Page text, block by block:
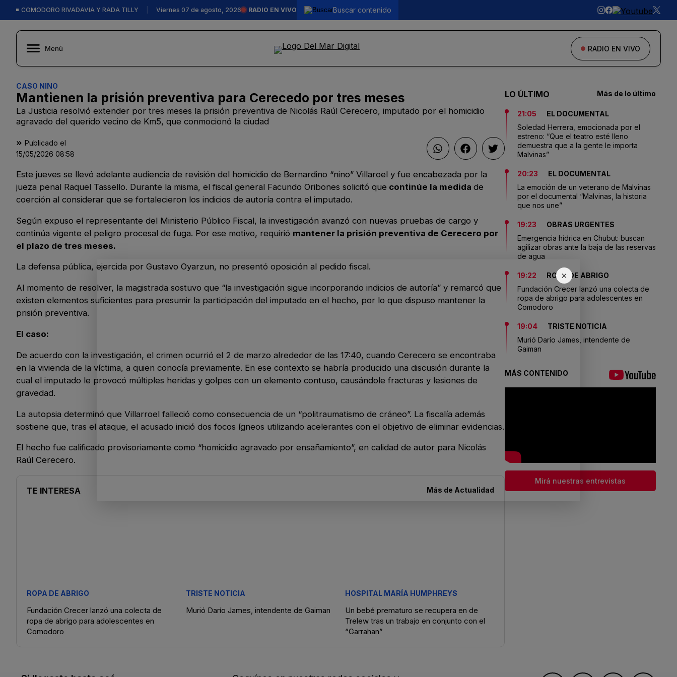
COMODORO RIVADAVIA Y RADA TILLY Viernes 07 de agosto, 2026 RADIO EN VIVO
Menú RADIO EN VIVO
×
CASO NINO
Mantienen la prisión preventiva para Cerecedo por tres meses
La Justicia resolvió extender por tres meses la prisión preventiva de Nicolás Raúl Cerecero, imputado por el homicidio
agravado del querido vecino de Km5, que conmocionó la ciudad
Publicado el
15/05/2026 08:58
Este jueves se llevó adelante audiencia de revisión del homicidio de Bernardino “nino” Villaroel y fue encabezada por la
jueza penal Raquel Tassello. Durante la misma, el fiscal general Facundo Oribones solicitó que continúe la medida de
coerción al considerar que se fortalecieron los indicios de autoría contra el imputado.
Según expuso el representante del Ministerio Público Fiscal, la investigación avanzó con nuevas pruebas de cargo y
continúa vigente el peligro procesal de fuga. Por ese motivo, requirió mantener la prisión preventiva de Cerecero por
el plazo de tres meses.
La defensa pública, ejercida por Gustavo Oyarzun, no presentó oposición al pedido fiscal.
Al momento de resolver, la magistrada sostuvo que “la investigación sigue incorporando indicios de autoría” y remarcó que
existen elementos suficientes para presumir la participación del imputado en el hecho, por lo que dispuso mantener la
prisión preventiva.
El caso:
De acuerdo con la investigación, el crimen ocurrió el 2 de marzo alrededor de las 17:40, cuando Cerecero se encontraba
en la vivienda de la víctima, a quien conocía previamente. En ese contexto se habría producido una discusión durante la
cual el imputado le provocó múltiples heridas y golpes con un elemento contuso, causándole fracturas y lesiones de
gravedad.
La autopsia determinó que Villarroel falleció como consecuencia de un “politraumatismo de cráneo”. La fiscalía además
sostiene que, tras el ataque, el acusado inició dos focos ígneos utilizando acelerantes con el objetivo de eliminar evidencias.
El hecho fue calificado provisoriamente como “homicidio agravado por ensañamiento”, en calidad de autor para Nicolás
Raúl Cerecero.
TE INTERESA Más de Actualidad
ROPA DE ABRIGO
Fundación Crecer lanzó una colecta de
ropa de abrigo para adolescentes en
Comodoro
TRISTE NOTICIA
Murió Darío James, intendente de Gaiman
HOSPITAL MARÍA HUMPHREYS
Un bebé prematuro se recupera en de
Trelew tras un trabajo en conjunto con el
“Garrahan”
LO ÚLTIMO Más de lo último
21:05
EL DOCUMENTAL
Soledad Herrera, emocionada por el
estreno: “Que el teatro esté lleno
demuestra que a la gente le importa
Malvinas”
20:23
EL DOCUMENTAL
La emoción de un veterano de Malvinas
por el documental “Malvinas, la historia
que nos une”
19:23
OBRAS URGENTES
Emergencia hídrica en Chubut: buscan
agilizar obras ante la baja de las reservas
de agua
19:22
ROPA DE ABRIGO
Fundación Crecer lanzó una colecta de
ropa de abrigo para adolescentes en
Comodoro
19:04
TRISTE NOTICIA
Murió Darío James, intendente de
Gaiman
MÁS CONTENIDO
Mirá nuestras entrevistas